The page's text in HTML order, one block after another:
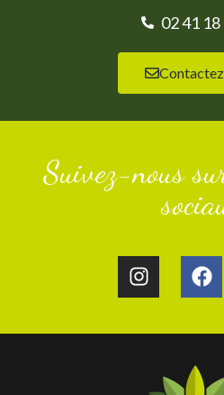
02 41
Suivez-nous